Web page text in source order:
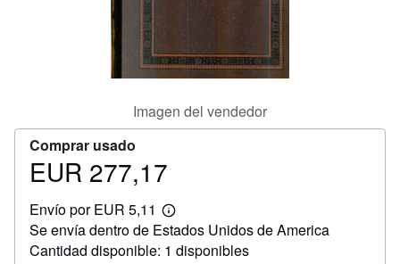
Imagen del vendedor
Comprar usado
Precio
277,17
EUR 277,17
Envío por EUR 5,11
Más
información
sobre
las
Se envía dentro de Estados Unidos de America
Cantidad disponible: 1 disponibles